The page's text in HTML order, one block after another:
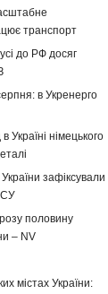
транспорт
до РФ досяг
в Укренерго
Україні німецького
зафіксували
половину
– NV
містах України: